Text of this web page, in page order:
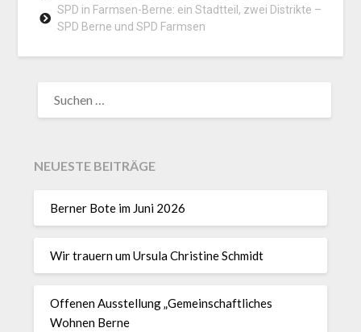
SPD in Farmsen-Berne: ein Stadtteil, zwei Distrikte –
SPD Berne und SPD Farmsen
NEUESTE BEITRÄGE
Berner Bote im Juni 2026
Wir trauern um Ursula Christine Schmidt
Offenen Ausstellung „Gemeinschaftliches
Wohnen Berne